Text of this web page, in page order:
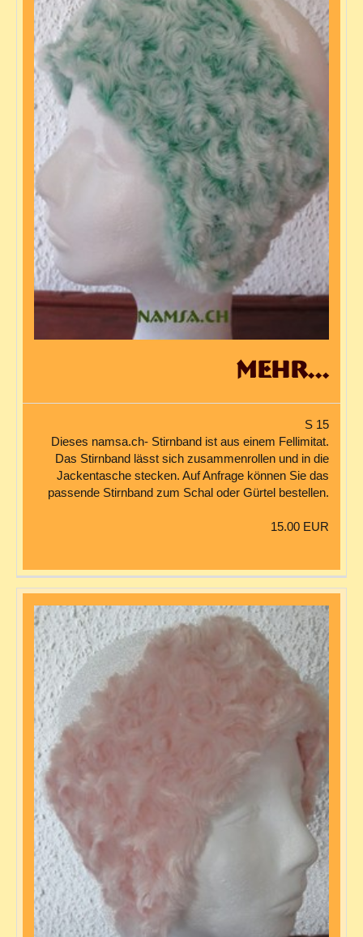
mehr...
S 15
Dieses namsa.ch- Stirnband ist aus einem Fellimitat.
Das Stirnband lässt sich zusammenrollen und in die
Jackentasche stecken. Auf Anfrage können Sie das
passende Stirnband zum Schal oder Gürtel bestellen.
15.00 EUR